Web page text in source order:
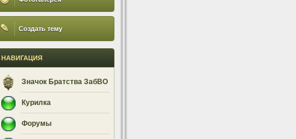
✎ Создать тему
НАВИГАЦИЯ
Значок Братства ЗабВО
Курилка
Форумы